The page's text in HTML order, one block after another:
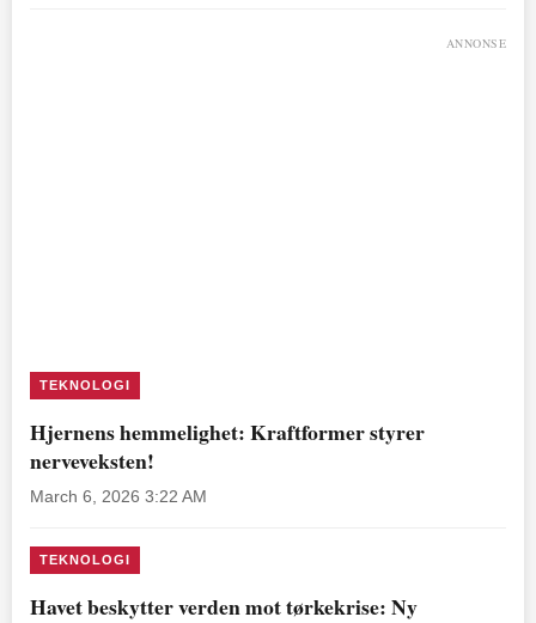
ANNONSE
TEKNOLOGI
Hjernens hemmelighet: Kraftformer styrer
nerveveksten!
March 6, 2026 3:22 AM
TEKNOLOGI
Havet beskytter verden mot tørkekrise: Ny